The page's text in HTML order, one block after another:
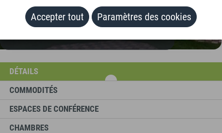
Accepter tout Paramètres des cookies
DÉTAILS
COMMODITÉS
ESPACES DE CONFÉRENCE
CHAMBRES